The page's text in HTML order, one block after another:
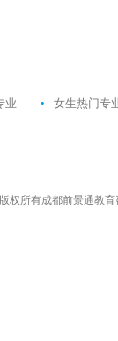
业 • 女生热门专
版权所有成都前景通教